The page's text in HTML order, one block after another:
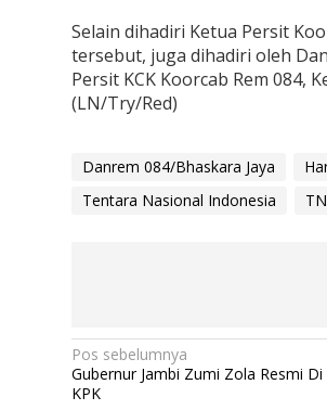
Selain dihadiri Ketua Persit
tersebut, juga dihadiri oleh
Persit KCK Koorcab Rem 084,
(LN/Try/Red)
Danrem 084/Bhaskara Jaya
Tentara Nasional Indonesia
N
a
Pos sebelumnya
Gubernur Jambi Zumi Zola Resmi Di
KPK